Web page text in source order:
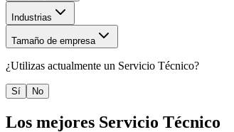
Industrias
Tamaño de empresa
¿Utilizas actualmente un Servicio Técnico?
Sí No
Los mejores Servicio Técnico